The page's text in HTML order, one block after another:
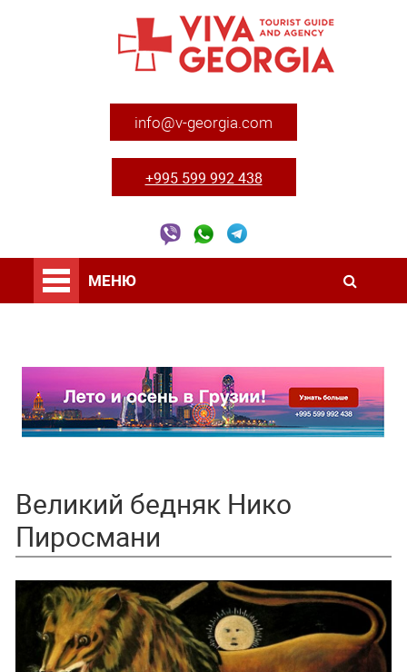
info@v-georgia.com
+995 599 992 438
МЕНЮ
Великий бедняк Нико
Пиросмани